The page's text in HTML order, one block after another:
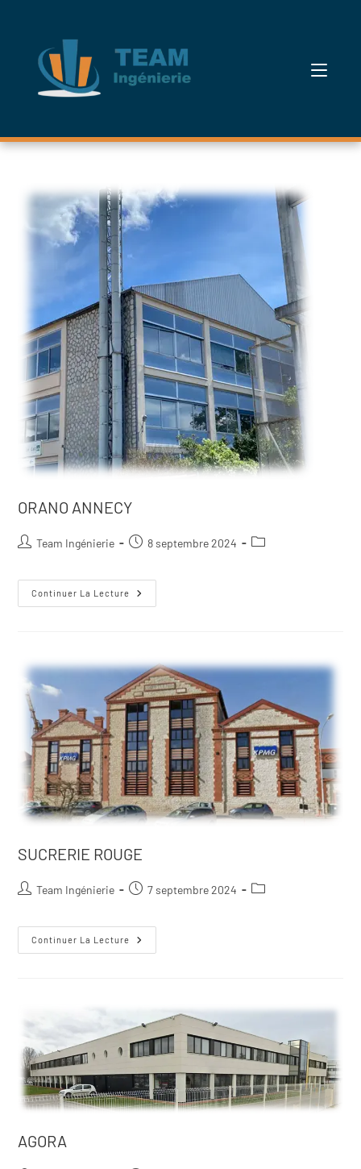
ORANO ANNECY
Team Ingénierie 8 septembre 2024
Continuer La Lecture
SUCRERIE ROUGE
Team Ingénierie 7 septembre 2024
Continuer La Lecture
AGORA